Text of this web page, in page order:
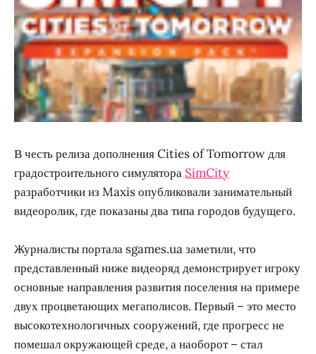
В честь релиза дополнения Cities of Tomorrow для
градостроительного симулятора SimCity
разработчики из Maxis опубликовали занимательный
видеоролик, где показаны два типа городов будущего.
Журналисты портала sgames.ua заметили, что
представленный ниже видеоряд демонстрирует игроку
основные направления развития поселения на примере
двух процветающих мегаполисов. Первый – это место
высокотехнологичных сооружений, где прогресс не
помешал окружающей среде, а наоборот – стал